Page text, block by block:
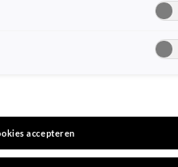
reünie AFAS
accepteren